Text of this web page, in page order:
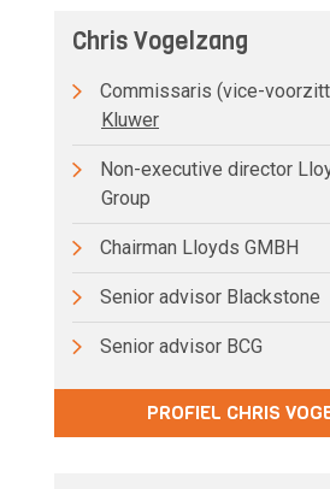
Chris Vogelzang
Commissaris (vice-
Kluwer
Non-executive director
Group
Chairman Lloyds GMBH
Senior advisor Blackstone
Senior advisor BCG
PROFIEL CHRIS